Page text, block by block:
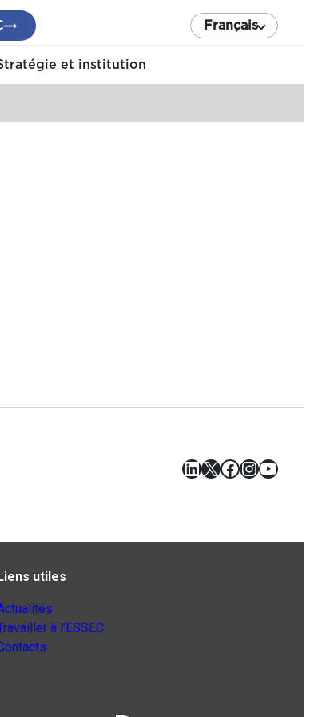
Français
et institution
LinkedIn
X Facebook
Liens utiles
à l’ESSEC